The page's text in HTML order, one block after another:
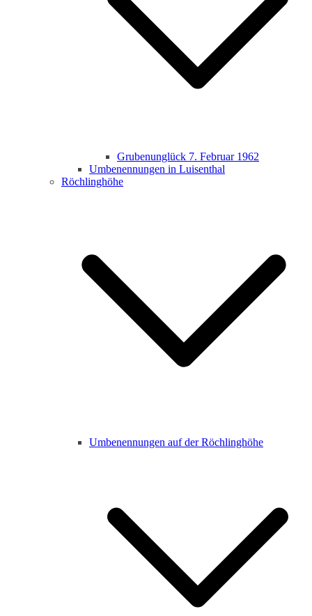
Grubenunglück 7. Februar 1962
Umbenennungen in Luisenthal
Röchlinghöhe
Umbenennungen auf der Röchlinghöhe